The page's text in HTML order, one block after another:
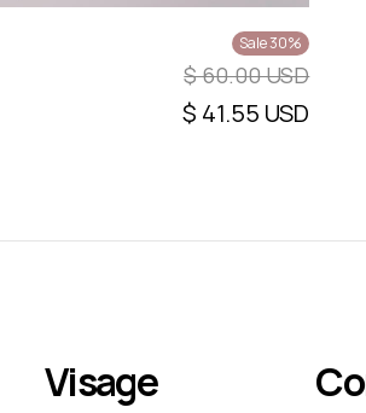
Sale 30%
$ 60.00 USD
$ 41.55 USD
Visage